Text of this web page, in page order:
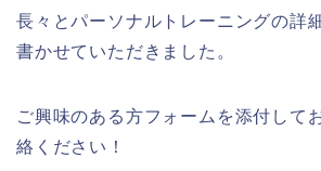
長々とパーソナルトレーニングの詳
書かせていただきました。
ご興味のある方フォームを添付して
絡ください！